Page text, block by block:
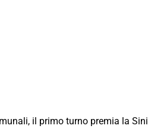
il primo turno premia la